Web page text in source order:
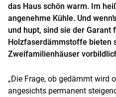
das Haus schön warm. Im
angenehme Kühle. Und
und hupt, sind sie der Garant
Holzfaserdämmstoffe bieten
Zweifamilienhäuser
„Die Frage, ob gedämmt wird
angesichts permanent